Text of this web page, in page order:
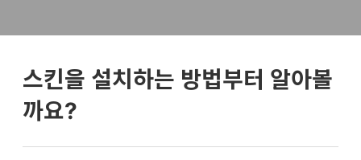
스킨을 설치하는 방법부터 알아볼
까요?